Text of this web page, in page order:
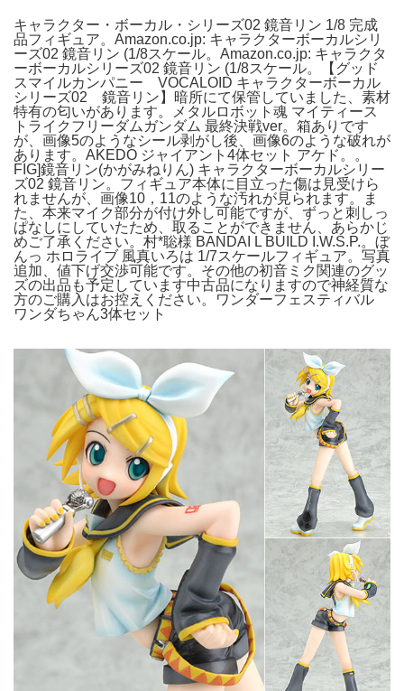
キャラクター・ボーカル・シリーズ02 鏡音リン 1/8 完成
品フィギュア。Amazon.co.jp: キャラクターボーカルシリ
ーズ02 鏡音リン (1/8スケール。Amazon.co.jp: キャラクタ
ーボーカルシリーズ02 鏡音リン (1/8スケール。【グッド
スマイルカンパニー VOCALOID キャラクターボーカル
シリーズ02 鏡音リン】暗所にて保管していました、素材
特有の匂いがあります。メタルロボット魂 マイティース
トライクフリーダムガンダム 最終決戦ver。箱ありです
が、画像5のようなシール剥がし後、画像6のような破れが
あります。AKEDO ジャイアント4体セット アケド。。
FIG]鏡音リン(かがみねりん) キャラクターボーカルシリー
ズ02 鏡音リン。フィギュア本体に目立った傷は見受けら
れませんが、画像10，11のような汚れが見られます。ま
た、本来マイク部分が付け外し可能ですが、ずっと刺しっ
ぱなしにしていたため、取ることができません、あらかじ
めご了承ください。村*聡様 BANDAI L BUILD I.W.S.P.。ぼ
んっ ホロライブ 風真いろは 1/7スケールフィギュア。写真
追加、値下げ交渉可能です。その他の初音ミク関連のグッ
ズの出品も予定しています中古品になりますので神経質な
方のご購入はお控えください。ワンダーフェスティバル
ワンダちゃん3体セット